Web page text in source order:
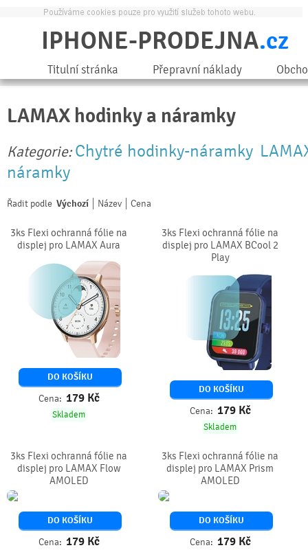
IPHONE-PRODEJNA.cz
Titulní stránka Přepravní náklady
LAMAX hodinky a náramky
Kategorie: Chytré hodinky-náramky
náramky
Řadit podle Výchozí Název Cena
3ks Flexi ochranná fólie na
displej pro LAMAX Aura
DO KOŠÍKU
Cena: 179 Kč
Skladem
3ks Flexi ochranná fólie na
displej pro LAMAX BCool 2
Play
DO KOŠÍKU
Cena: 179 Kč
Skladem
3ks Flexi ochranná fólie na
displej pro LAMAX Flow
AMOLED
DO KOŠÍKU
Cena: 179 Kč
3ks Flexi ochranná fólie na
displej pro LAMAX Prism
AMOLED
DO KOŠÍKU
Cena: 179 Kč